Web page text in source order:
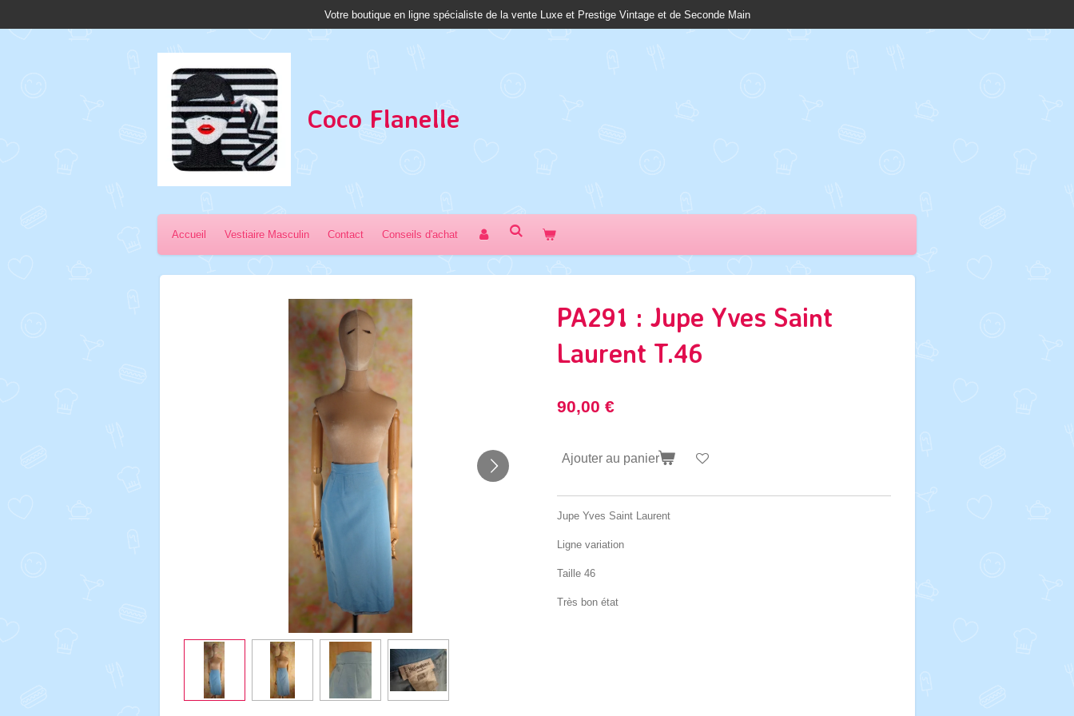
Votre boutique en ligne spécialiste de la vente Luxe et Prestige Vintage et de Seconde Main
Coco Flanelle
Accueil Vestiaire Masculin Contact Conseils d'achat
PA291 : Jupe Yves Saint
Laurent T.46
90,00 €
Ajouter au panier
Jupe Yves Saint Laurent
Ligne variation
Taille 46
Très bon état